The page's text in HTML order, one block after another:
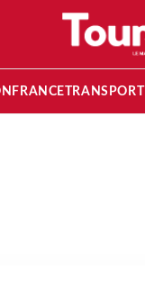
FRANCETRANSPORT